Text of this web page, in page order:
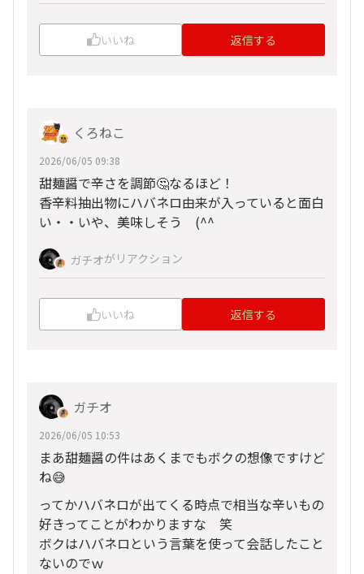
いいね 返信する
くろねこ
2026/06/05 09:38
甜麺醤で辛さを調節🤔なるほど！
香辛料抽出物にハバネロ由来が入っていると面白
い・・いや、美味しそう (^^
ガチオがリアクション
いいね 返信する
ガチオ
2026/06/05 10:53
まあ甜麺醤の件はあくまでもボクの想像ですけど
ね😅
ってかハバネロが出てくる時点で相当な辛いもの
好きってことがわかりますな 笑
ボクはハバネロという言葉を使って会話したこと
ないのでｗ